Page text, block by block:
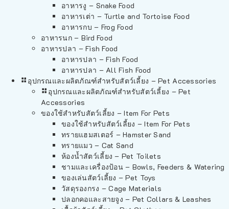
อาหารงู – Snake Food
อาหารเต่า – Turtle and Tortoise Food
อาหารกบ – Frog Food
อาหารนก – Bird Food
อาหารปลา – Fish Food
อาหารปลา – Fish Food
อาหารปลา – All Fish Food
อุปกรณและผลิตภัณฑ์สำหรับสัตว์เลี้ยง – Pet Accessories
อุปกรณและผลิตภัณฑ์สำหรับสัตว์เลี้ยง – Pet
Accessories
ของใช้สำหรับสัตว์เลี้ยง – Item For Pets
ของใช้สำหรับสัตว์เลี้ยง – Item For Pets
ทรายแฮมสเตอร์ – Hamster Sand
ทรายแมว – Cat Sand
ห้องน้ำสัตว์เลี้ยง – Pet Toilets
ชามและเครื่องป้อน – Bowls, Feeders & Watering
ของเล่นสัตว์เลี้ยง – Pet Toys
วัสดุรองกรง – Cage Materials
ปลอกคอและสายจูง – Pet Collars & Leashes